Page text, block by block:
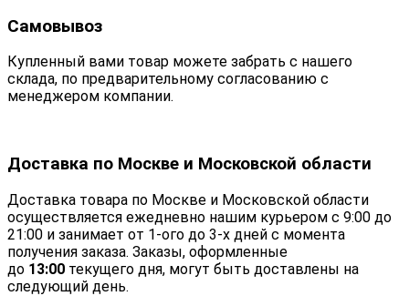
Самовывоз
Купленный вами товар можете забрать с нашего
склада, по предварительному согласованию с
менеджером компании.
Доставка по Москве и Московской области
Доставка товара по Москве и Московской области
осуществляется ежедневно нашим курьером с 9:00 до
21:00 и занимает от 1-ого до 3-х дней с момента
получения заказа. Заказы, оформленные
до 13:00 текущего дня, могут быть доставлены на
следующий день.